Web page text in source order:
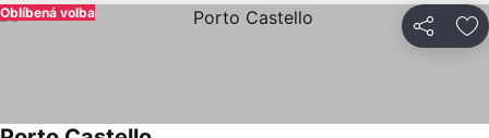
Sdílet
Oblíbená volba